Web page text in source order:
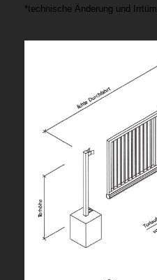
*technische Änderung und